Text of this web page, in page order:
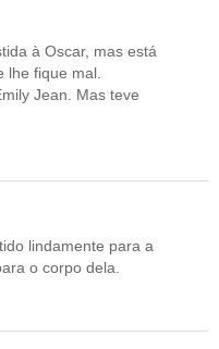
à Oscar, mas está
lhe fique mal.
Jean. Mas teve
lindamente para a
o corpo dela.